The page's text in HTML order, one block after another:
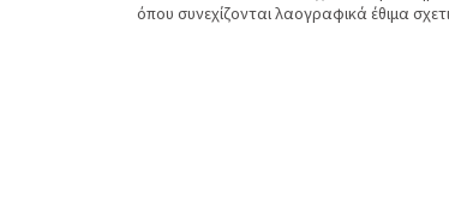
όπου συνεχίζονται λαογραφικά έθιμα